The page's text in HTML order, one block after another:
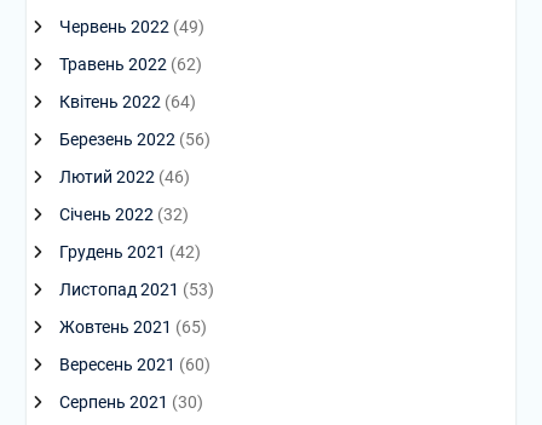
Червень 2022 (49)
Травень 2022 (62)
Квітень 2022 (64)
Березень 2022 (56)
Лютий 2022 (46)
Січень 2022 (32)
Грудень 2021 (42)
Листопад 2021 (53)
Жовтень 2021 (65)
Вересень 2021 (60)
Серпень 2021 (30)